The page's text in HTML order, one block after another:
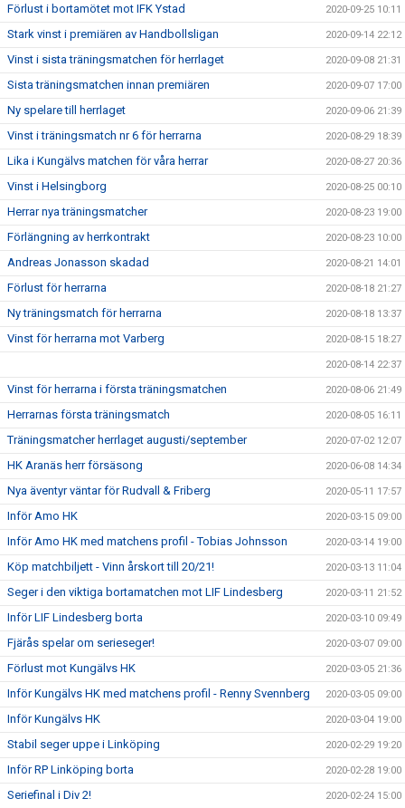
Förlust i bortamötet mot IFK Ystad 2020-09-25 10:11
Stark vinst i premiären av Handbollsligan 2020-09-14 22:12
Vinst i sista träningsmatchen för herrlaget 2020-09-08 21:31
Sista träningsmatchen innan premiären 2020-09-07 17:00
Ny spelare till herrlaget 2020-09-06 21:39
Vinst i träningsmatch nr 6 för herrarna 2020-08-29 18:39
Lika i Kungälvs matchen för våra herrar 2020-08-27 20:36
Vinst i Helsingborg 2020-08-25 00:10
Herrar nya träningsmatcher 2020-08-23 19:00
Förlängning av herrkontrakt 2020-08-23 10:00
Andreas Jonasson skadad 2020-08-21 14:01
Förlust för herrarna 2020-08-18 21:27
Ny träningsmatch för herrarna 2020-08-18 13:37
Vinst för herrarna mot Varberg 2020-08-15 18:27
2020-08-14 22:37
Vinst för herrarna i första träningsmatchen 2020-08-06 21:49
Herrarnas första träningsmatch 2020-08-05 16:11
Träningsmatcher herrlaget augusti/september 2020-07-02 12:07
HK Aranäs herr försäsong 2020-06-08 14:34
Nya äventyr väntar för Rudvall & Friberg 2020-05-11 17:57
Inför Amo HK 2020-03-15 09:00
Inför Amo HK med matchens profil - Tobias Johnsson 2020-03-14 19:00
Köp matchbiljett - Vinn årskort till 20/21! 2020-03-13 11:04
Seger i den viktiga bortamatchen mot LIF Lindesberg 2020-03-11 21:52
Inför LIF Lindesberg borta 2020-03-10 09:49
Fjärås spelar om serieseger! 2020-03-07 09:00
Förlust mot Kungälvs HK 2020-03-05 21:36
Inför Kungälvs HK med matchens profil - Renny Svennberg 2020-03-05 09:00
Inför Kungälvs HK 2020-03-04 19:00
Stabil seger uppe i Linköping 2020-02-29 19:20
Inför RP Linköping borta 2020-02-28 19:00
Seriefinal i Div 2! 2020-02-24 15:00